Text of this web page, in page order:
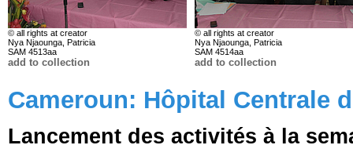
© all rights at creator
Nya Njaounga, Patricia
SAM 4513aa
add to collection
© all rights at creator
Nya Njaounga, Patricia
SAM 4514aa
add to collection
Cameroun: Hôpital Centrale
Lancement des activités à la